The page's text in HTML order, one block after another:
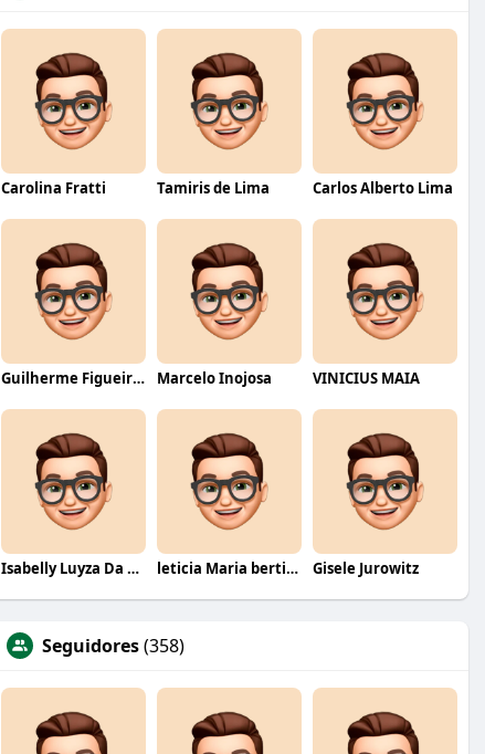
Carolina Fratti Tamiris de Lima Carlos Alberto Lima
Guilherme Figueiredo Marcelo Inojosa VINICIUS MAIA
Isabelly Luyza Da Costa melo leticia Maria bertino Mello de andrade Gisele Jurowitz
Seguidores(358)